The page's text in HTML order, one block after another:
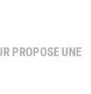
PROPOSE UNE